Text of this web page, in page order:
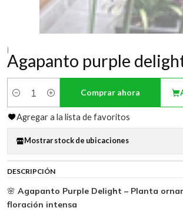
|
Agapanto purple
Cantidad
Comprar ahora
Agregar a la lista de favoritos
Mostrar stock de ubicaciones
DESCRIPCIÓN
🌸 Agapanto Purple Delight – Planta
floración intensa